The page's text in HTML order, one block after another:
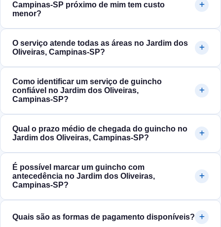
Campinas‑SP próximo de mim tem custo
menor?
O serviço atende todas as áreas no Jardim dos
Oliveiras, Campinas‑SP?
Como identificar um serviço de guincho
confiável no Jardim dos Oliveiras,
Campinas‑SP?
Qual o prazo médio de chegada do guincho no
Jardim dos Oliveiras, Campinas‑SP?
É possível marcar um guincho com
antecedência no Jardim dos Oliveiras,
Campinas‑SP?
Quais são as formas de pagamento disponíveis?